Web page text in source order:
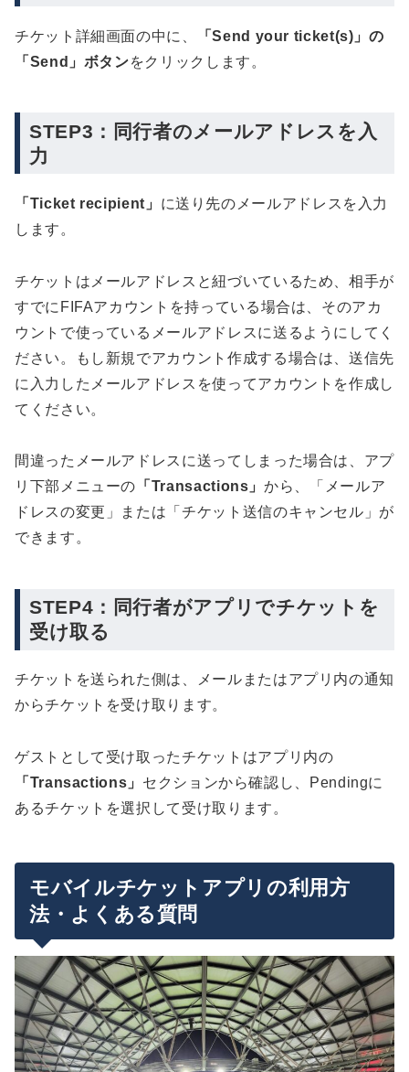
チケット詳細画面の中に、
「Send your ticket(s)」の
「Send」ボタンをクリックします。
STEP3：同行者のメールアドレスを入
力
「Ticket recipient」 に送り先のメールアドレスを入力
します。
チケットはメールアドレスと紐づいているため、相手が
すでにFIFAアカウントを持っている場合は、そのアカ
ウントで使っているメールアドレスに送るようにしてく
ださい。もし新規でアカウント作成する場合は、送信先
に入力したメールアドレスを使ってアカウントを作成し
てください。
間違ったメールアドレスに送ってしまった場合は、アプ
リ下部メニューの 「Transactions」から、「メールア
ドレスの変更」または「チケット送信のキャンセル」が
できます。
STEP4：同行者がアプリでチケットを
受け取る
チケットを送られた側は、メールまたはアプリ内の通知
からチケットを受け取ります。
ゲストとして受け取ったチケットはアプリ内の
「Transactions」 セクションから確認し、Pendingに
あるチケットを選択して受け取ります。
モバイルチケットアプリの利用方
法・よくある質問